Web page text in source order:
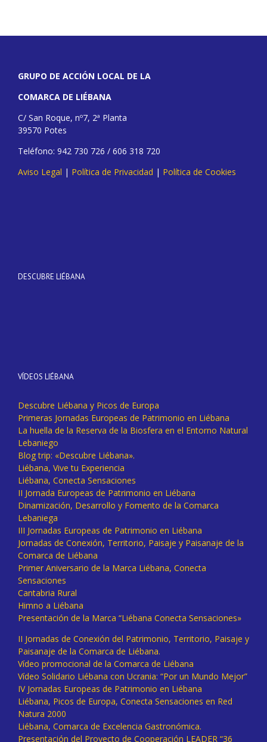
GRUPO DE ACCIÓN LOCAL DE LA
COMARCA DE LIÉBANA
C/ San Roque, nº7, 2ª Planta
39570 Potes
Teléfono: 942 730 726 / 606 318 720
Aviso Legal | Política de Privacidad | Política de Cookies
DESCUBRE LIÉBANA
VÍDEOS LIÉBANA
Descubre Liébana y Picos de Europa
Primeras Jornadas Europeas de Patrimonio en Liébana
La huella de la Reserva de la Biosfera en el Entorno Natural
Lebaniego
Blog trip: «Descubre Liébana».
Liébana, Vive tu Experiencia
Liébana, Conecta Sensaciones
II Jornada Europeas de Patrimonio en Liébana
Dinamización, Desarrollo y Fomento de la Comarca
Lebaniega
III Jornadas Europeas de Patrimonio en Liébana
Jornadas de Conexión, Territorio, Paisaje y Paisanaje de la
Comarca de Liébana
Primer Aniversario de la Marca Liébana, Conecta
Sensaciones
Cantabria Rural
Himno a Liébana
Presentación de la Marca “Liébana Conecta Sensaciones»
II Jornadas de Conexión del Patrimonio, Territorio, Paisaje y
Paisanaje de la Comarca de Liébana.
Vídeo promocional de la Comarca de Liébana
Vídeo Solidario Liébana con Ucrania: “Por un Mundo Mejor”
IV Jornadas Europeas de Patrimonio en Liébana
Liébana, Picos de Europa, Conecta Sensaciones en Red
Natura 2000
Liébana, Comarca de Excelencia Gastronómica.
Presentación del Proyecto de Cooperación LEADER “36